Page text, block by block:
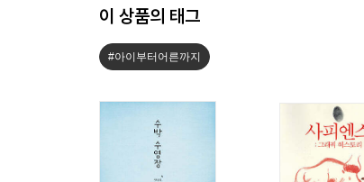
이 상품의 태그
#아이부터어른까지